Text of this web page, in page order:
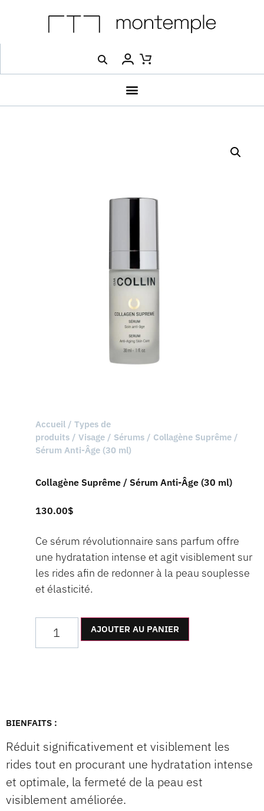
Accueil / Types de
produits / Visage / Sérums / Collagène Suprême /
Sérum Anti-Âge (30 ml)
Collagène Suprême / Sérum Anti-Âge (30 ml)
130.00$
Ce sérum révolutionnaire sans parfum offre
une hydratation intense et agit visiblement sur
les rides afin de redonner à la peau souplesse
et élasticité.
AJOUTER AU PANIER
BIENFAITS :
Réduit significativement et visiblement les
rides tout en procurant une hydratation intense
et optimale, la fermeté de la peau est
visiblement améliorée.